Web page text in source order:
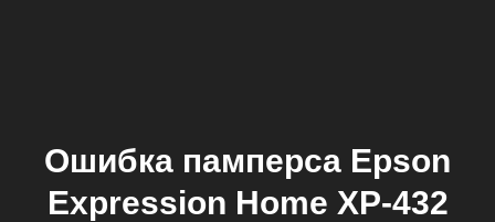
Ошибка памперса Epson
Expression Home XP-432